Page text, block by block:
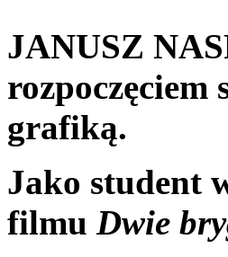
JANUSZ
rozpoczęciem
grafiką.
Jako student
filmu Dwie